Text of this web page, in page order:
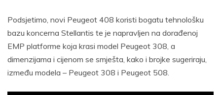
Podsjetimo, novi Peugeot 408 koristi bogatu tehnološku
bazu koncerna Stellantis te je napravljen na dorađenoj
EMP platforme koja krasi model Peugeot 308, a
dimenzijama i cijenom se smješta, kako i brojke sugeriraju,
između modela – Peugeot 308 i Peugeot 508.